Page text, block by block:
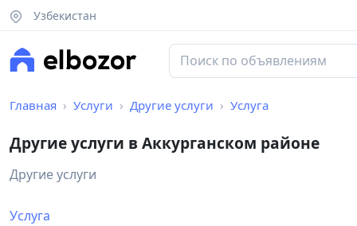
Узбекистан
Главная Услуги Другие услуги Услуга
Другие услуги в Аккурганском районе
Другие услуги
Услуга